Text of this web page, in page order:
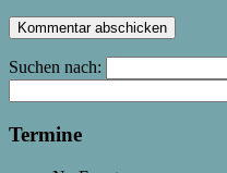
Suchen nach:
Termine